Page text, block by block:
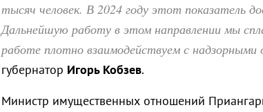
тысяч человек. В 2024 году этот показатель
Дальнейшую работу в этом направлении мы
работе плотно взаимодействуем с надзорными
губернатор Игорь Кобзев.
Министр имущественных отношений